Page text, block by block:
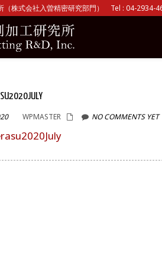
（株式会社入曽精密研究部門） Tel : 04-
WPMASTER NO COMMENTS YET